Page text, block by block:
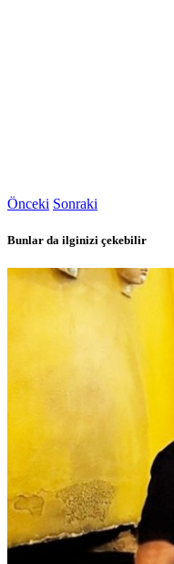
Önceki Sonraki
Bunlar da ilginizi çekebilir